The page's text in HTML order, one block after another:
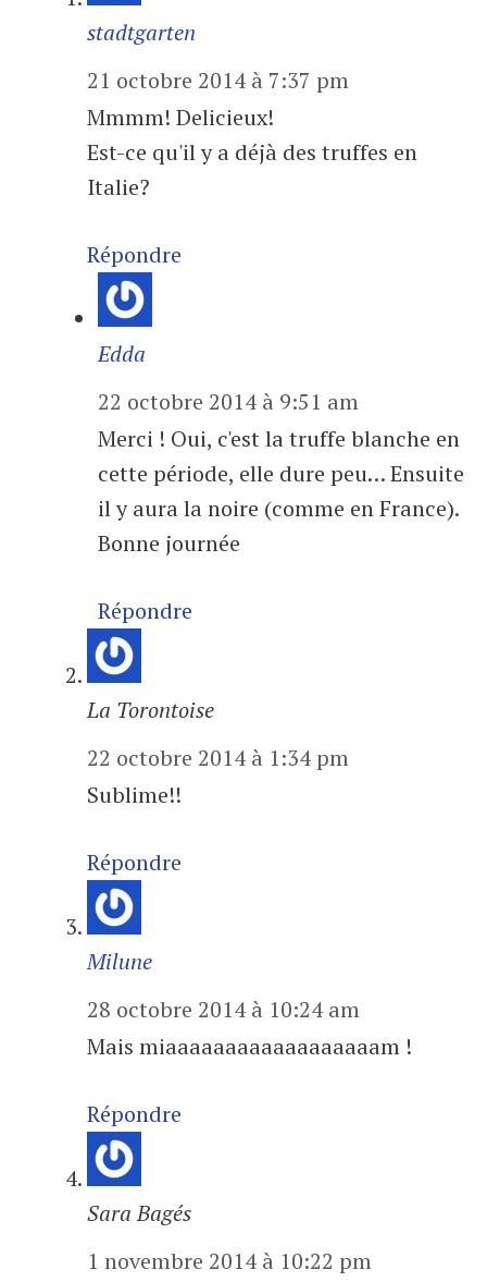
stadtgarten
21 octobre 2014 à 7:37 pm
Mmmm! Delicieux!
Est-ce qu'il y a déjà des truffes en
Italie?
Répondre
Edda
22 octobre 2014 à 9:51 am
Merci ! Oui, c'est la truffe blanche en
cette période, elle dure peu… Ensuite
il y aura la noire (comme en France).
Bonne journée
Répondre
La Torontoise
22 octobre 2014 à 1:34 pm
Sublime!!
Répondre
Milune
28 octobre 2014 à 10:24 am
Mais miaaaaaaaaaaaaaaaaaam !
Répondre
Sara Bagés
1 novembre 2014 à 10:22 pm